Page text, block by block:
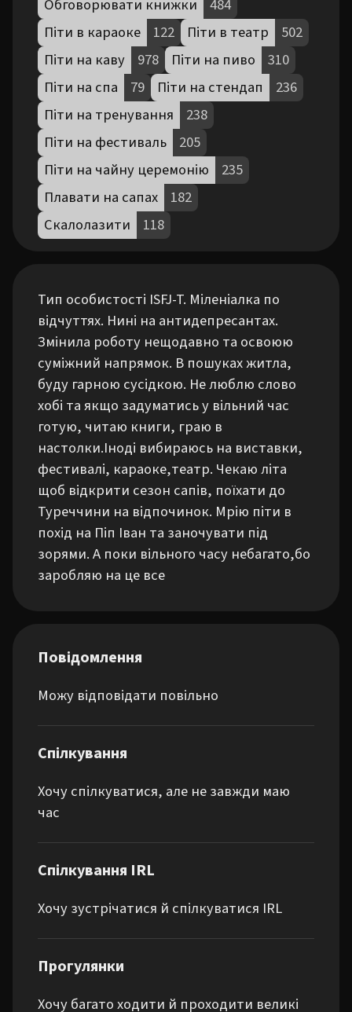
Обговорювати книжки
484
Піти в караоке
122 Піти в театр
502
Піти на каву
978 Піти на пиво
310
Піти на спа
79 Піти на стендап
236
Піти на тренування
238
Піти на фестиваль
205
Піти на чайну церемонію
235
Плавати на сапах
182
Скалолазити
118
Тип особистості ISFJ-T. Міленіалка по
відчуттях. Нині на антидепресантах.
Змінила роботу нещодавно та освоюю
суміжний напрямок. В пошуках житла,
буду гарною сусідкою. Не люблю слово
хобі та якщо задуматись у вільний час
готую, читаю книги, граю в
настолки.Іноді вибираюсь на виставки,
фестивалі, караоке,театр. Чекаю літа
щоб відкрити сезон сапів, поїхати до
Туреччини на відпочинок. Мрію піти в
похід на Піп Іван та заночувати під
зорями. А поки вільного часу небагато,бо
заробляю на це все
Повідомлення
Можу відповідати повільно
Спілкування
Хочу спілкуватися, але не завжди маю
час
Спілкування IRL
Хочу зустрічатися й спілкуватися IRL
Прогулянки
Хочу багато ходити й проходити великі